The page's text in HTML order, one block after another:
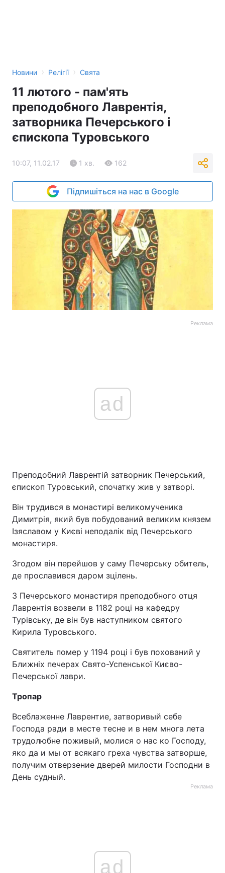
Новини › Релігії › Свята
11 лютого - пам'ять
преподобного Лаврентія,
затворника Печерського і
єпископа Туровського
10:07, 11.02.17 1 хв. 162
Підпишіться на нас в Google
Реклама
ad
Преподобний Лаврентій затворник Печерський,
єпископ Туровський, спочатку жив у затворі.
Він трудився в монастирі великомученика
Димитрія, який був побудований великим князем
Ізяславом у Києві неподалік від Печерського
монастиря.
Згодом він перейшов у саму Печерську обитель,
де прославився даром зцілень.
З Печерського монастиря преподобного отця
Лаврентія возвели в 1182 році на кафедру
Турівську, де він був наступником святого
Кирила Туровського.
Святитель помер у 1194 році і був похований у
Ближніх печерах Свято-Успенської Києво-
Печерської лаври.
Тропар
Всеблаженне Лаврентие, затворивый себе
Господа ради в месте тесне и в нем многа лета
трудолюбне поживый, молися о нас ко Господу,
яко да и мы от всякаго греха чувства затворше,
получим отверзение дверей милости Господни в
День судный.
Реклама
ad